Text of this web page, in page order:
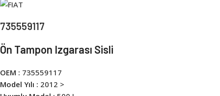
735559117
Ön Tampon Izgarası Sisli
OEM : 735559117
Model Yılı : 2012 >